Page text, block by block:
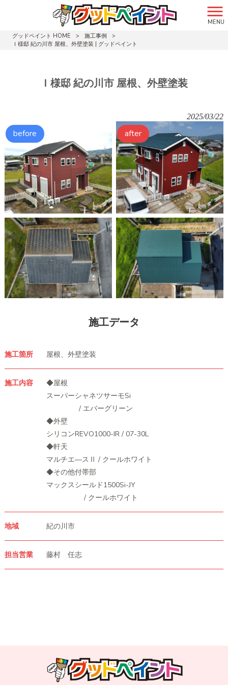
MENU
グッドペイント HOME
> 施工事例
>
Ｉ様邸 紀の川市 屋根、外壁塗装 | グッドペイント
Ｉ様邸 紀の川市 屋根、外壁塗装
2025/03/22
施工データ
施工箇所 屋根、外壁塗装
施工内容
◆屋根
スーパーシャネツサーモSi
/ エバーグリーン
◆外壁
シリコンREVO1000-IR / 07-30L
◆軒天
マルチエ―スⅡ / クールホワイト
◆その他付帯部
マックスシールド1500Si-JY
/ クールホワイト
地域 紀の川市
担当営業 藤村 任志